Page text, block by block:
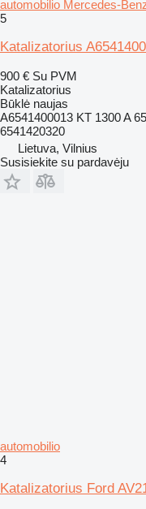
automobilio Mercedes-
5
Katalizatorius
900 € Su PVM
Katalizatorius
Būklė naujas
A6541400013 KT 1300 A
6541420320
Lietuva, Vilnius
Susisiekite su pardavėju
automobilio
4
Katalizatorius Ford